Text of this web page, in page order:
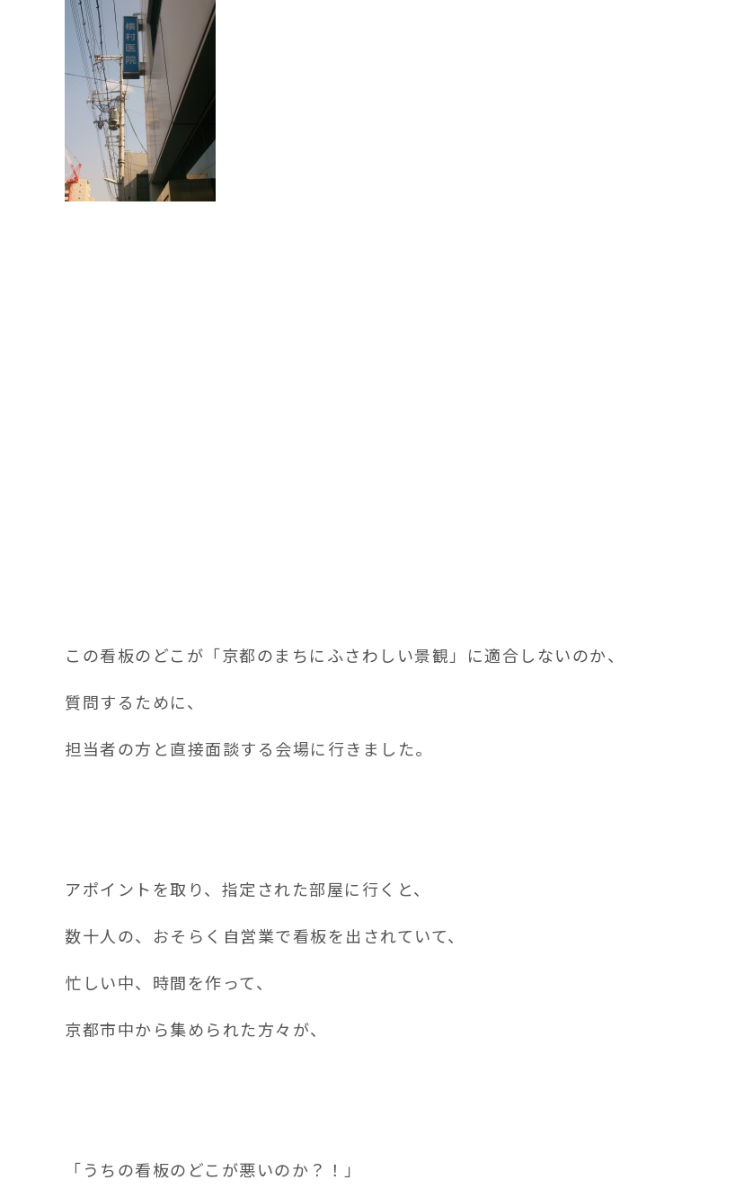
この看板のどこが「京都のまちにふさわしい景観」に適合しないのか、
質問するために、
担当者の方と直接面談する会場に行きました。
アポイントを取り、指定された部屋に行くと、
数十人の、おそらく自営業で看板を出されていて、
忙しい中、時間を作って、
京都市中から集められた方々が、
「うちの看板のどこが悪いのか？！」